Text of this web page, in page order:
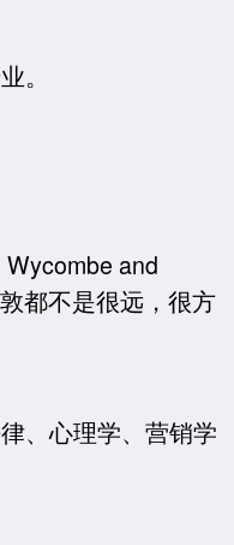
。
and
都不是很远，很方
、心理学、营销学